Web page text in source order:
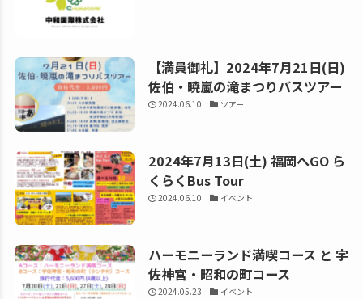
【満員御礼】2024年7月21日(日)
佐伯・暁嵐の滝まつりバスツアー
2024.06.10 ツアー
2024年7月13日(土) 福岡へGO ら
くらくBus Tour
2024.06.10 イベント
ハーモニーランド満喫コース と 宇
佐神宮・昭和の町コース
2024.05.23 イベント